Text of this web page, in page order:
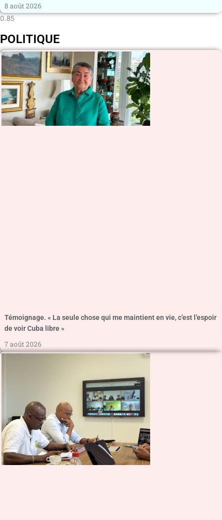
8 août 2026
POLITIQUE
Témoignage. « La seule chose qui me maintient en vie, c’est l’espoir
de voir Cuba libre »
7 août 2026